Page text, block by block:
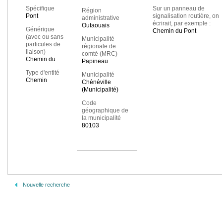
Spécifique
Pont
Générique
(avec ou sans
particules de
liaison)
Chemin du
Type d'entité
Chemin
Région
administrative
Outaouais
Municipalité
régionale de
comté (MRC)
Papineau
Municipalité
Chénéville
(Municipalité)
Code
géographique de
la municipalité
80103
Sur un panneau de
signalisation routière, on
écrirait, par exemple :
Chemin du Pont
Nouvelle recherche